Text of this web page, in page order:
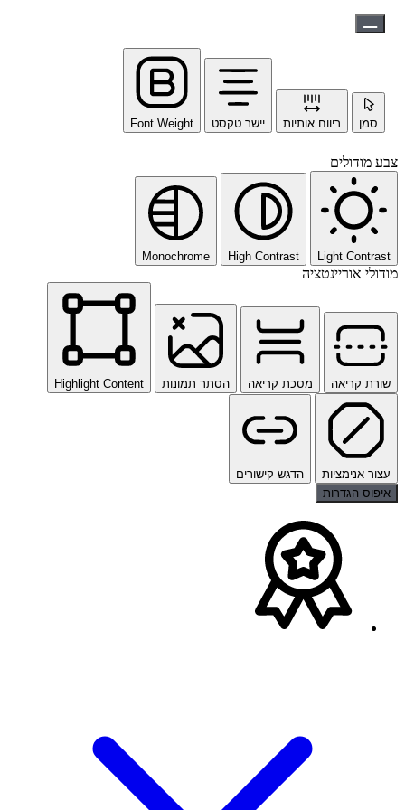
סמן ריווח אותיות יישר טקסט Font Weight
צבע מודולים
Light Contrast
High Contrast
Monochrome
מודולי אוריינטציה
שורת קריאה מסכת קריאה הסתר תמונות Highlight Content
עצור אנימציות
הדגש קישורים
איפוס הגדרות